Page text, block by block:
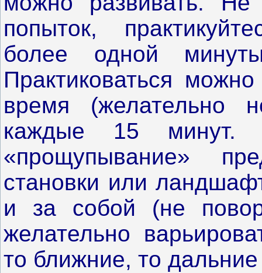
попыток,
более одной
Практиковаться
время (желательно
каждые 15 минут.
«прощупывание»
становки или
и за собой (не
желательно
то ближние, то